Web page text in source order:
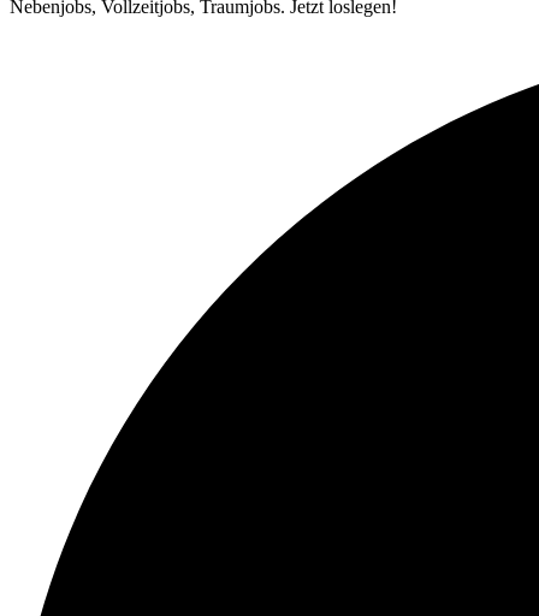
Nebenjobs, Vollzeitjobs, Traumjobs. Jetzt loslegen!